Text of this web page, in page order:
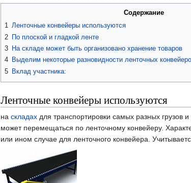
Содержание
1 Ленточные конвейеры используются
2 По плоской и гладкой ленте
3 На складе может быть организовано хранение товаров
4 Выделим некоторые разновидности ленточных
5 Вклад участника:
Ленточные конвейеры используются
на складах для транспортировки самых разных грузов
может перемещаться по ленточному конвейеру.
или ином случае для ленточного конвейера.